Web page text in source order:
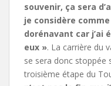
souvenir, ça sera
je considère
dorénavant car j’ai
eux ». La carrière du
se sera donc stoppée
troisième étape du